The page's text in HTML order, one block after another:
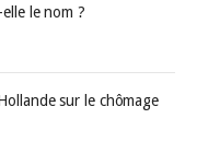
le nom ?
sur le chômage